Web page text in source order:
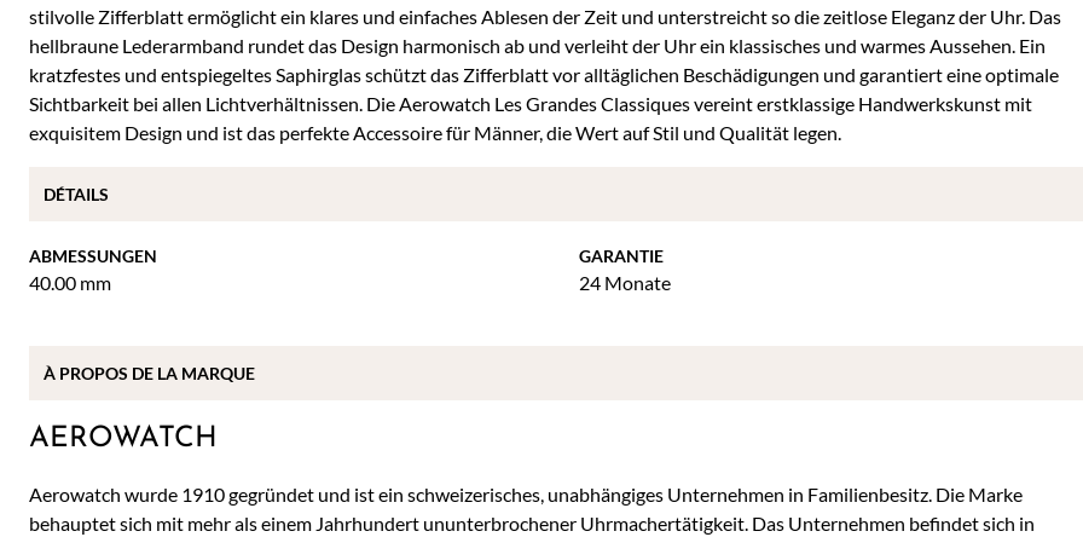
stilvolle Zifferblatt ermöglicht ein klares und einfaches Ablesen der Zeit und unterstreicht so die zeitlose Eleganz der Uhr. Das
hellbraune Lederarmband rundet das Design harmonisch ab und verleiht der Uhr ein klassisches und warmes Aussehen. Ein
kratzfestes und entspiegeltes Saphirglas schützt das Zifferblatt vor alltäglichen Beschädigungen und garantiert eine optimale
Sichtbarkeit bei allen Lichtverhältnissen. Die Aerowatch Les Grandes Classiques vereint erstklassige Handwerkskunst mit
exquisitem Design und ist das perfekte Accessoire für Männer, die Wert auf Stil und Qualität legen.
ABMESSUNGEN
40.00 mm
GARANTIE
24 Monate
AEROWATCH
Aerowatch wurde 1910 gegründet und ist ein schweizerisches, unabhängiges Unternehmen in Familienbesitz. Die Marke
behauptet sich mit mehr als einem Jahrhundert ununterbrochener Uhrmachertätigkeit. Das Unternehmen befindet sich in
DÉTAILS
À PROPOS DE LA MARQUE